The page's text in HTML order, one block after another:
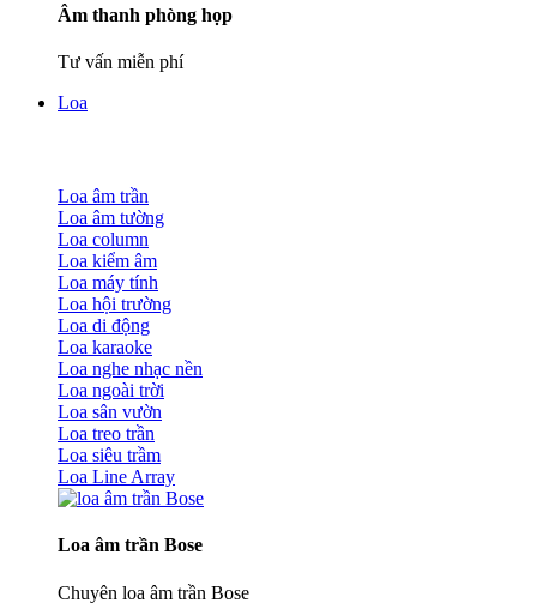
Âm thanh phòng họp
Tư vấn miễn phí
Loa
Loa âm trần
Loa âm tường
Loa column
Loa kiểm âm
Loa máy tính
Loa hội trường
Loa di động
Loa karaoke
Loa nghe nhạc nền
Loa ngoài trời
Loa sân vườn
Loa treo trần
Loa siêu trầm
Loa Line Array
Loa âm trần Bose
Chuyên loa âm trần Bose